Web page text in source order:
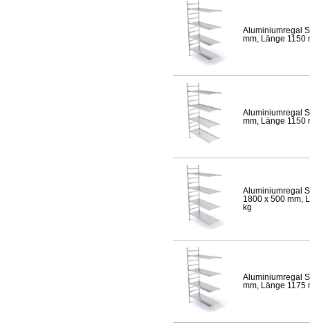
Aluminiumregal
mm, Länge 1150
Aluminiumregal
mm, Länge 1150
Aluminiumregal
1800 x 500 mm,
kg
Aluminiumregal
mm, Länge 1175